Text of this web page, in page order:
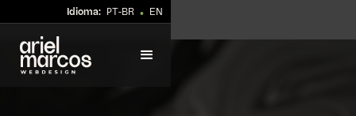
Idioma: PT-BR • EN